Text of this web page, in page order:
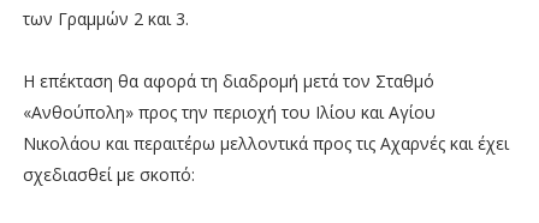
των Γραμμών 2 και 3.
Η επέκταση θα αφορά τη διαδρομή μετά τον Σταθμό
«Ανθούπολη» προς την περιοχή του Ιλίου και Αγίου
Νικολάου και περαιτέρω μελλοντικά προς τις Αχαρνές και έχει
σχεδιασθεί με σκοπό: